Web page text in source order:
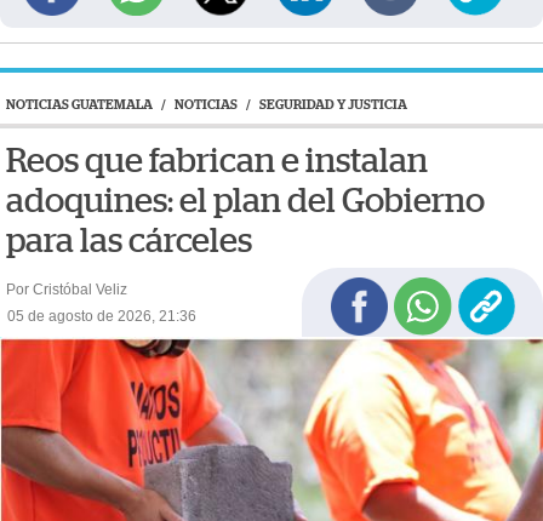
NOTICIAS GUATEMALA / NOTICIAS / SEGURIDAD Y JUSTICIA
Reos que fabrican e instalan
adoquines: el plan del Gobierno
para las cárceles
Por Cristóbal Veliz
05 de agosto de 2026, 21:36